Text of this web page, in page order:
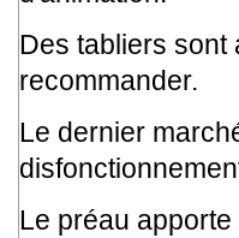
Des tabliers sont
recommander.
Le dernier
Le préau